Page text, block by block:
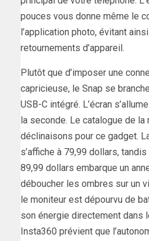
pouces vous donne même le
l’application photo, évitant
retournements d’appareil.
Plutôt que d’imposer une
capricieuse, le Snap se
USB-C intégré. L’écran
la seconde. Le catalogue de
déclinaisons pour ce gadget.
s’affiche à 79,99 dollars,
89,99 dollars embarque un
déboucher les ombres sur un
le moniteur est dépourvu de
son énergie directement dans
Insta360 prévient que